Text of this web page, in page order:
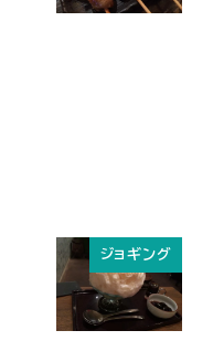
ジョギング